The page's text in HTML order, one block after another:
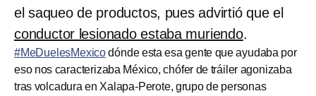
el saqueo de productos, pues advirtió que el
conductor lesionado estaba muriendo.
#MeDuelesMexicodónde esta esa gente que ayudaba por
eso nos caracterizaba México, chófer de tráiler agonizaba
tras volcadura en Xalapa-Perote, grupo de personas